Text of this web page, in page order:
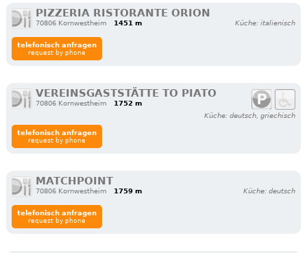
PIZZERIA RISTORANTE ORION
70806 Kornwestheim 1451 m Küche: italienisch
telefonisch anfragen
request by phone
VEREINSGASTSTÄTTE TO PIATO
70806 Kornwestheim
1752 m
Küche: deutsch, griechisch
telefonisch anfragen
request by phone
MATCHPOINT
70806 Kornwestheim 1759 m Küche: deutsch
telefonisch anfragen
request by phone